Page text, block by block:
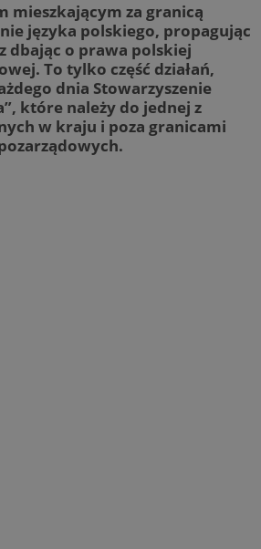
mieszkającym za granicą
języka polskiego, propagując
dbając o prawa polskiej
To tylko część działań,
dnia Stowarzyszenie
które należy do jednej z
w kraju i poza granicami